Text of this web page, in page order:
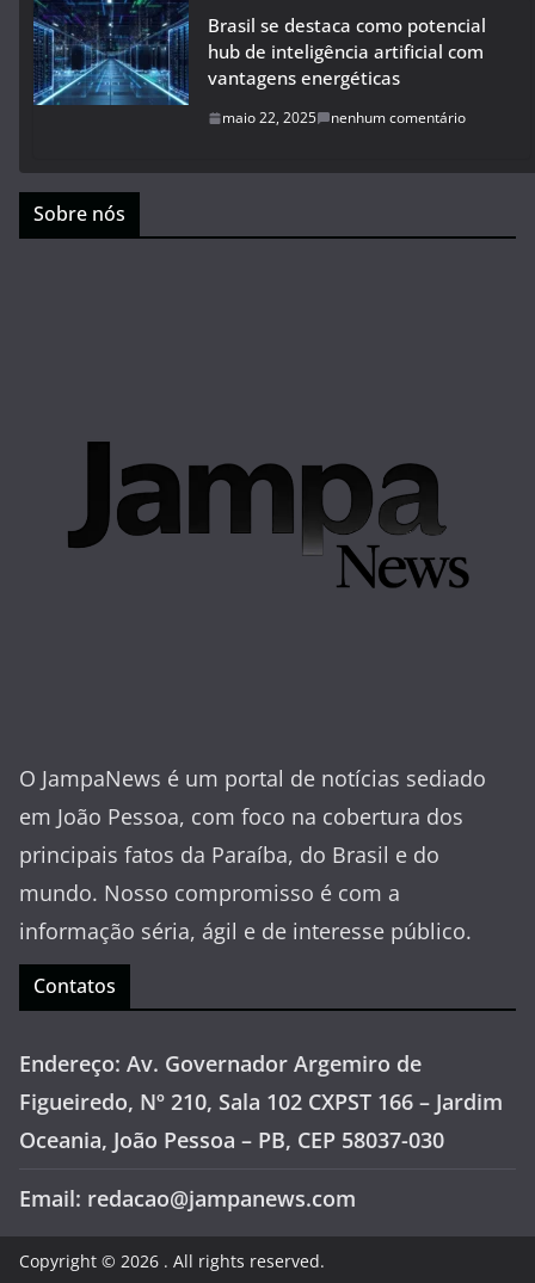
Brasil se destaca como potencial
hub de inteligência artificial com
vantagens energéticas
maio 22, 2025 nenhum comentário
Sobre nós
O JampaNews é um portal de notícias sediado
em João Pessoa, com foco na cobertura dos
principais fatos da Paraíba, do Brasil e do
mundo. Nosso compromisso é com a
informação séria, ágil e de interesse público.
Contatos
Endereço: Av. Governador Argemiro de
Figueiredo, Nº 210, Sala 102 CXPST 166 – Jardim
Oceania, João Pessoa – PB, CEP 58037-030
Email: redacao@jampanews.com
Copyright © 2026 . All rights reserved.